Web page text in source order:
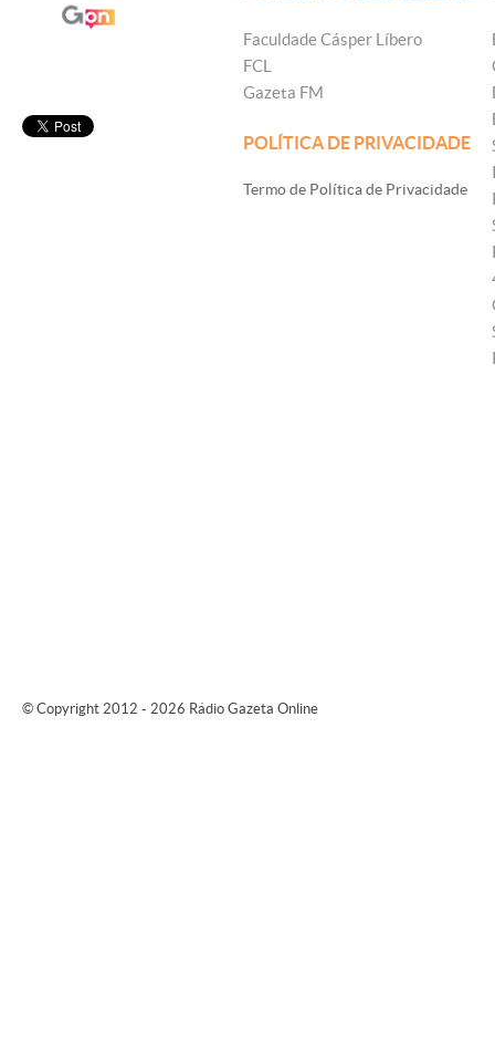
Faculdade Cásper Líbero
FCL
Gazeta FM
POLÍTICA DE PRIVACIDADE
Termo de Política de Privacidade
© Copyright 2012 - 2026 Rádio Gazeta Online